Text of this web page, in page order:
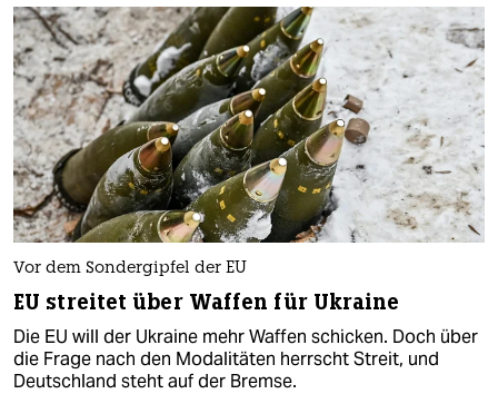
Vor dem Sondergipfel der EU
EU streitet über Waffen für Ukraine
Die EU will der Ukraine mehr Waffen schicken. Doch über
die Frage nach den Modalitäten herrscht Streit, und
Deutschland steht auf der Bremse.